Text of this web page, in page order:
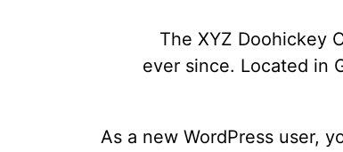
The XYZ Doohickey
ever since. Located in
As a new WordPress user,